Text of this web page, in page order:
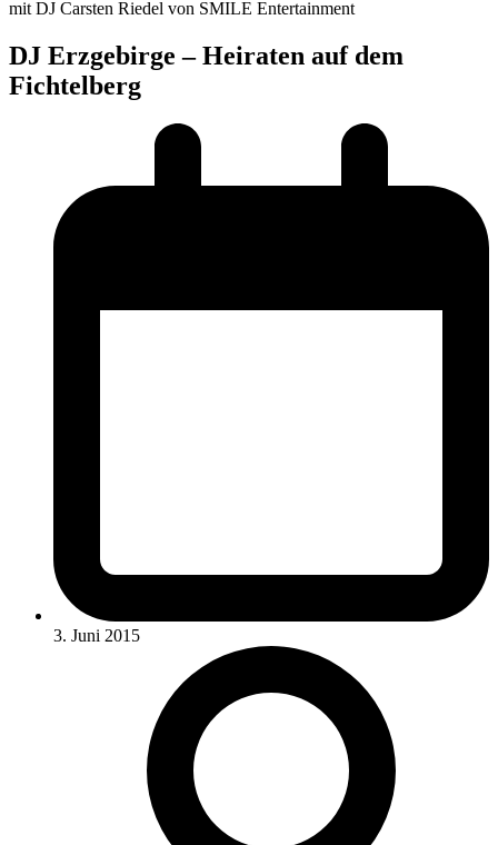
DJ Erzgebirge – Heiraten auf dem
Fichtelberg
3. Juni 2015